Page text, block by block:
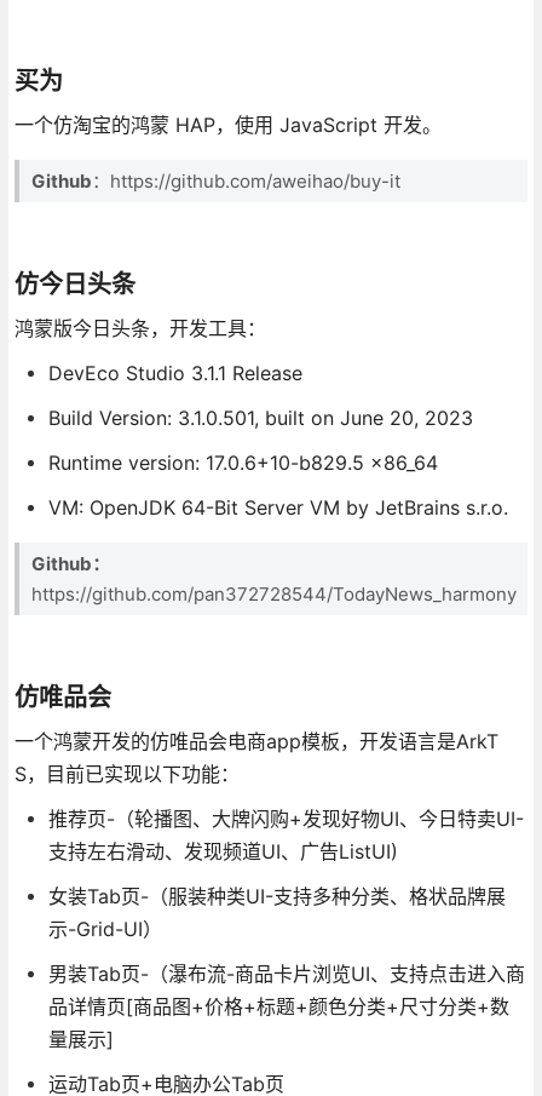
买为
一个仿淘宝的鸿蒙 HAP，使用 JavaScript 开发。
Github：https://github.com/aweihao/buy-it
仿今日头条
鸿蒙版今日头条，开发工具：
DevEco Studio 3.1.1 Release
Build Version: 3.1.0.501, built on June 20, 2023
Runtime version: 17.0.6+10-b829.5 x86_64
VM: OpenJDK 64-Bit Server VM by JetBrains s.r.o.
Github：
https://github.com/pan372728544/TodayNews_harmony
仿唯品会
一个鸿蒙开发的仿唯品会电商app模板，开发语言是ArkT
S，目前已实现以下功能：
推荐页-（轮播图、大牌闪购+发现好物UI、今日特卖UI-
支持左右滑动、发现频道UI、广告ListUI)
女装Tab页-（服装种类UI-支持多种分类、格状品牌展
示-Grid-UI）
男装Tab页-（瀑布流-商品卡片浏览UI、支持点击进入商
品详情页[商品图+价格+标题+颜色分类+尺寸分类+数
量展示]
运动Tab页+电脑办公Tab页